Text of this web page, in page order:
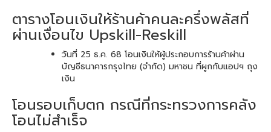
ตารางโอนเงินให้ร้านค้าคนละครึ่งพลัสที่
ผ่านเงื่อนไข Upskill-Reskill
วันที่ 25 ธ.ค. 68 โอนเงินให้ผู้ประกอบการร้านค้าผ่าน
บัญชีธนาคารกรุงไทย (จำกัด) มหาชน ที่ผูกกับแอปฯ ถุง
เงิน
โอนรอบเก็บตก กรณีที่กระทรวงการคลัง
โอนไม่สำเร็จ